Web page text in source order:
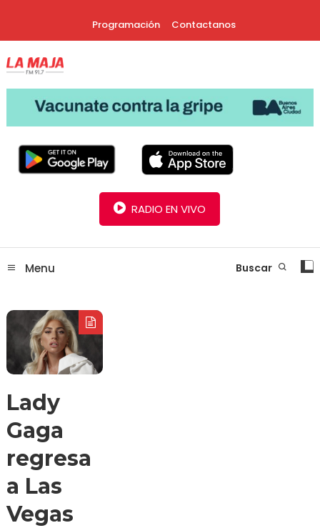
Programación Contactanos
Radio La Maja
RADIO EN VIVO
Menu Buscar
Lady
Gaga
regresa
a Las
Vegas